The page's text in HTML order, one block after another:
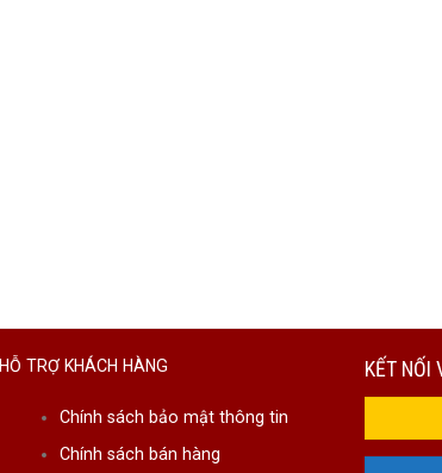
HỖ TRỢ KHÁCH HÀNG
Chính sách bảo mật thông tin
Chính sách bán hàng
KẾT NỐI